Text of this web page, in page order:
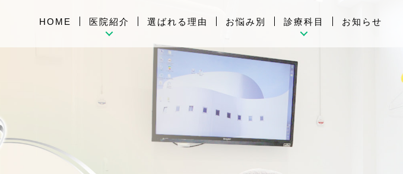
HOME 医院紹介
ご来院の方へ
選ばれる理由 お悩み別 診療科目
ホワイトニング
インプラント治療
入れ歯
補てつ物（詰め物・被せ物）
根管治療
お知らせ